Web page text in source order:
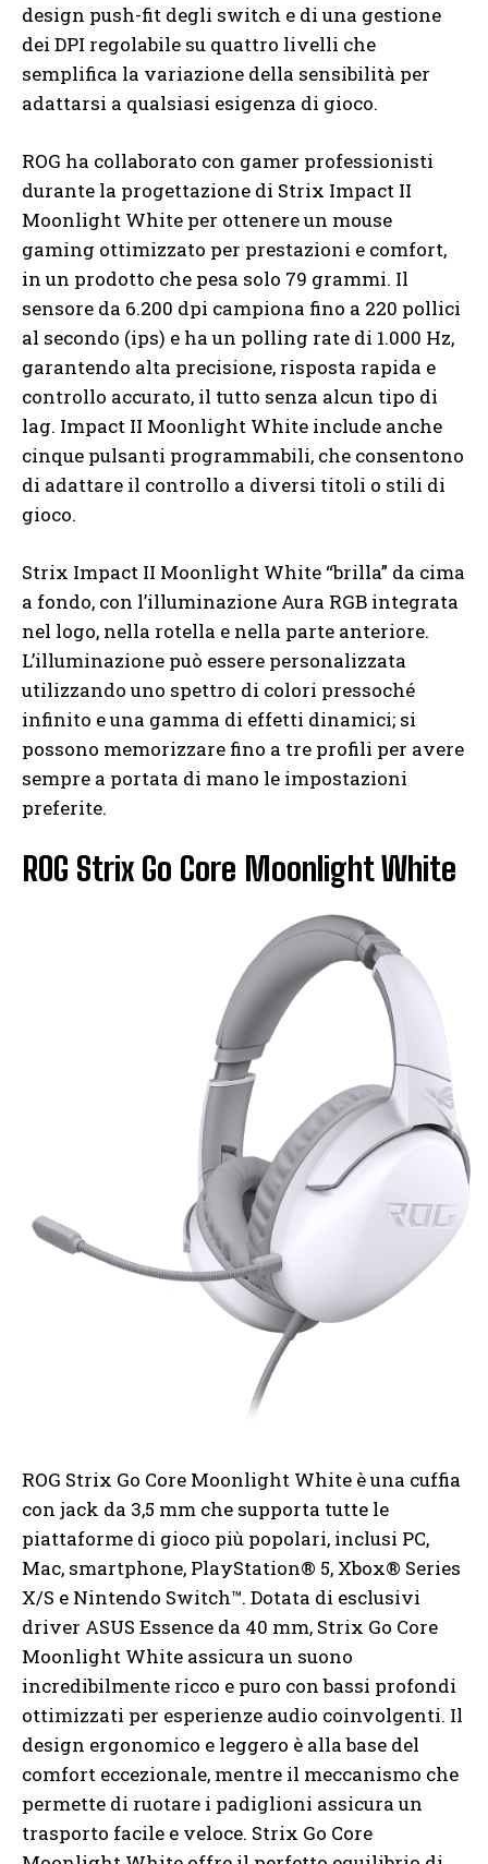
design push-fit degli switch e di una gestione
dei DPI regolabile su quattro livelli che
semplifica la variazione della sensibilità per
adattarsi a qualsiasi esigenza di gioco.
ROG ha collaborato con gamer professionisti
durante la progettazione di Strix Impact II
Moonlight White per ottenere un mouse
gaming ottimizzato per prestazioni e comfort,
in un prodotto che pesa solo 79 grammi. Il
sensore da 6.200 dpi campiona fino a 220 pollici
al secondo (ips) e ha un polling rate di 1.000 Hz,
garantendo alta precisione, risposta rapida e
controllo accurato, il tutto senza alcun tipo di
lag. Impact II Moonlight White include anche
cinque pulsanti programmabili, che consentono
di adattare il controllo a diversi titoli o stili di
gioco.
Strix Impact II Moonlight White “brilla” da cima
a fondo, con l’illuminazione Aura RGB integrata
nel logo, nella rotella e nella parte anteriore.
L’illuminazione può essere personalizzata
utilizzando uno spettro di colori pressoché
infinito e una gamma di effetti dinamici; si
possono memorizzare fino a tre profili per avere
sempre a portata di mano le impostazioni
preferite.
ROG Strix Go Core Moonlight White
ROG Strix Go Core Moonlight White è una cuffia
con jack da 3,5 mm che supporta tutte le
piattaforme di gioco più popolari, inclusi PC,
Mac, smartphone, PlayStation® 5, Xbox® Series
X/S e Nintendo Switch™. Dotata di esclusivi
driver ASUS Essence da 40 mm, Strix Go Core
Moonlight White assicura un suono
incredibilmente ricco e puro con bassi profondi
ottimizzati per esperienze audio coinvolgenti. Il
design ergonomico e leggero è alla base del
comfort eccezionale, mentre il meccanismo che
permette di ruotare i padiglioni assicura un
trasporto facile e veloce. Strix Go Core